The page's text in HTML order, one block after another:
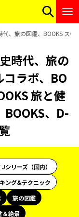
、旅の図鑑、BOOKS ス
時代、旅の
コラボ、BO
旅と健
BOOKS、D-
シリーズ（国内）
ング&テクニック
旅の図鑑
＆絶景